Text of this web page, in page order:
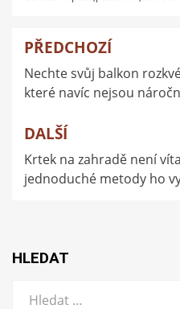
Navigace
pro
příspěvek
PŘEDCHOZÍ
Nechte svůj balkon
které navíc nejsou
DALŠÍ
Krtek na zahradě není
jednoduché metody ho
HLEDAT